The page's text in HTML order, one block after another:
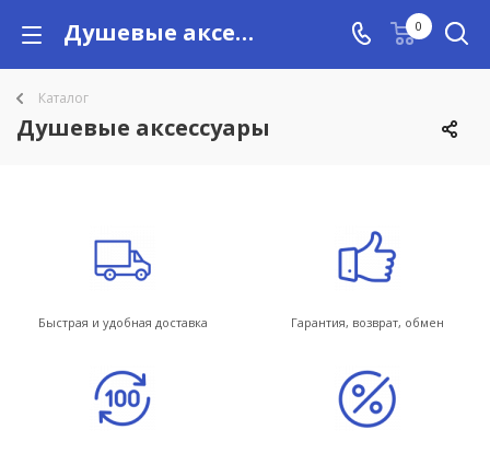
Душевые аксессуары 0
Каталог
Душевые аксессуары
Быстрая и удобная доставка Гарантия, возврат, обмен